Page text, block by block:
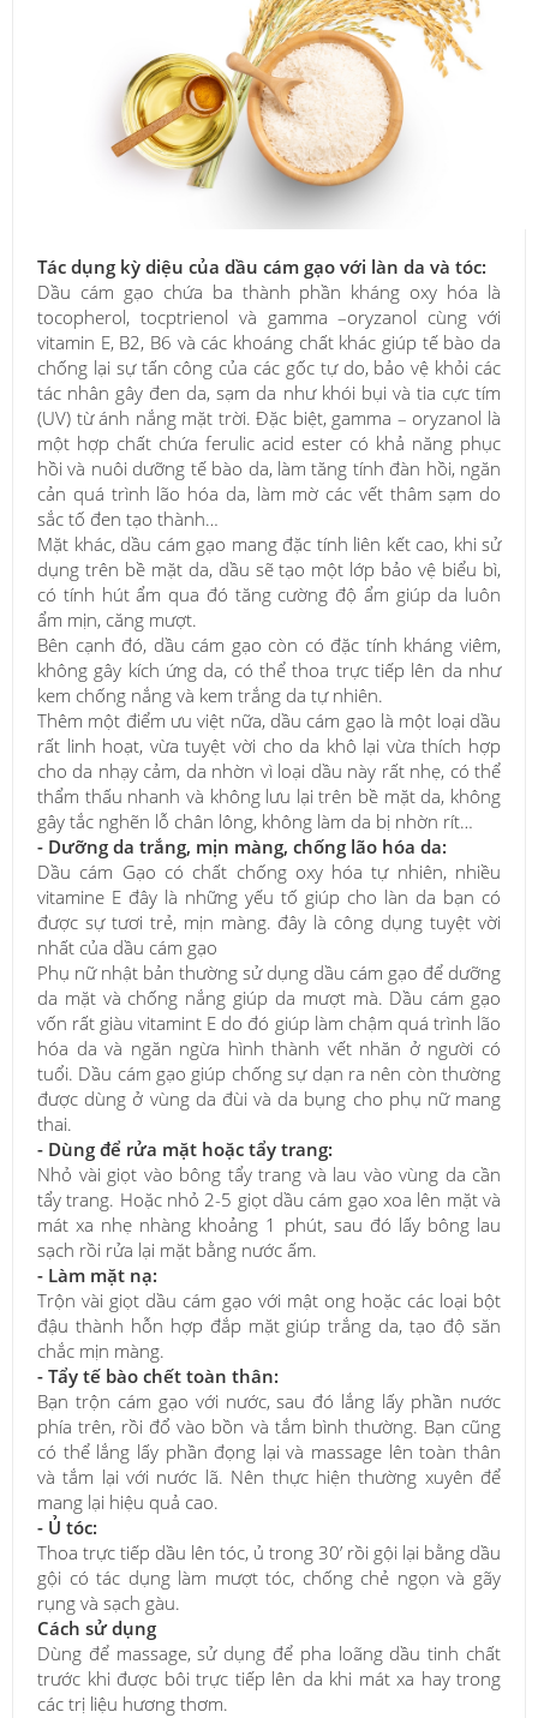
Tác dụng kỳ diệu của dầu cám gạo với làn da và tóc:
Dầu cám gạo chứa ba thành phần kháng oxy hóa là
tocopherol, tocptrienol và gamma –oryzanol cùng với
vitamin E, B2, B6 và các khoáng chất khác giúp tế bào da
chống lại sự tấn công của các gốc tự do, bảo vệ khỏi các
tác nhân gây đen da, sạm da như khói bụi và tia cực tím
(UV) từ ánh nắng mặt trời. Đặc biệt, gamma – oryzanol là
một hợp chất chứa ferulic acid ester có khả năng phục
hồi và nuôi dưỡng tế bào da, làm tăng tính đàn hồi, ngăn
cản quá trình lão hóa da, làm mờ các vết thâm sạm do
sắc tố đen tạo thành…
Mặt khác, dầu cám gạo mang đặc tính liên kết cao, khi sử
dụng trên bề mặt da, dầu sẽ tạo một lớp bảo vệ biểu bì,
có tính hút ẩm qua đó tăng cường độ ẩm giúp da luôn
ẩm mịn, căng mượt.
Bên cạnh đó, dầu cám gạo còn có đặc tính kháng viêm,
không gây kích ứng da, có thể thoa trực tiếp lên da như
kem chống nắng và kem trắng da tự nhiên.
Thêm một điểm ưu việt nữa, dầu cám gạo là một loại dầu
rất linh hoạt, vừa tuyệt vời cho da khô lại vừa thích hợp
cho da nhạy cảm, da nhờn vì loại dầu này rất nhẹ, có thể
thẩm thấu nhanh và không lưu lại trên bề mặt da, không
gây tắc nghẽn lỗ chân lông, không làm da bị nhờn rít…
- Dưỡng da trắng, mịn màng, chống lão hóa da:
Dầu cám Gạo có chất chống oxy hóa tự nhiên, nhiều
vitamine E đây là những yếu tố giúp cho làn da bạn có
được sự tươi trẻ, mịn màng. đây là công dụng tuyệt vời
nhất của dầu cám gạo
Phụ nữ nhật bản thường sử dụng dầu cám gạo để dưỡng
da mặt và chống nắng giúp da mượt mà. Dầu cám gạo
vốn rất giàu vitamint E do đó giúp làm chậm quá trình lão
hóa da và ngăn ngừa hình thành vết nhăn ở người có
tuổi. Dầu cám gạo giúp chống sự dạn ra nên còn thường
được dùng ở vùng da đùi và da bụng cho phụ nữ mang
thai.
- Dùng để rửa mặt hoặc tẩy trang:
Nhỏ vài giọt vào bông tẩy trang và lau vào vùng da cần
tẩy trang. Hoặc nhỏ 2-5 giọt dầu cám gạo xoa lên mặt và
mát xa nhẹ nhàng khoảng 1 phút, sau đó lấy bông lau
sạch rồi rửa lại mặt bằng nước ấm.
- Làm mặt nạ:
Trộn vài giọt dầu cám gạo với mật ong hoặc các loại bột
đậu thành hỗn hợp đắp mặt giúp trắng da, tạo độ săn
chắc mịn màng.
- Tẩy tế bào chết toàn thân:
Bạn trộn cám gạo với nước, sau đó lắng lấy phần nước
phía trên, rồi đổ vào bồn và tắm bình thường. Bạn cũng
có thể lắng lấy phần đọng lại và massage lên toàn thân
và tắm lại với nước lã. Nên thực hiện thường xuyên để
mang lại hiệu quả cao.
- Ủ tóc:
Thoa trực tiếp dầu lên tóc, ủ trong 30’ rồi gội lại bằng dầu
gội có tác dụng làm mượt tóc, chống chẻ ngọn và gãy
rụng và sạch gàu.
Cách sử dụng
Dùng để massage, sử dụng để pha loãng dầu tinh chất
trước khi được bôi trực tiếp lên da khi mát xa hay trong
các trị liệu hương thơm.